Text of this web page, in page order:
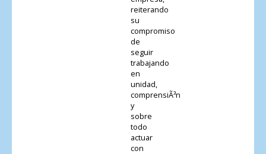
reiterando
su
compromiso
de
seguir
trabajando
en
unidad,
comprensiÃ³n
y
sobre
todo
actuar
con